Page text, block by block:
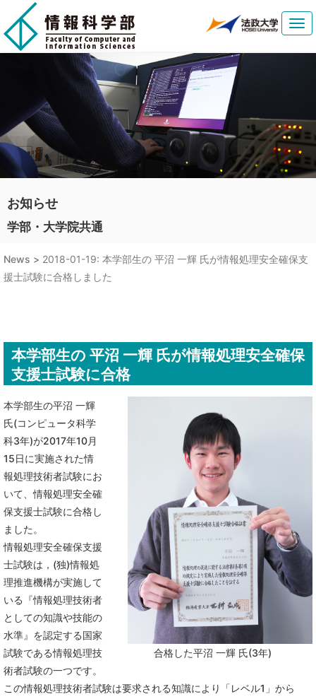
お知らせ
学部・大学院共通
News > 2018-01-19: 本学部生の 平沼 一輝 氏が情報処理安全確保支
援士試験に合格しました
本学部生の 平沼 一輝 氏が情報処理安全確保
支援士試験に合格
合格した平沼 一輝 氏(3年)
本学部生の平沼 一輝
氏(コンピュータ科学
科3年)が2017年10月
15日に実施された情
報処理技術者試験にお
いて、情報処理安全確
保支援士試験に合格し
ました。
情報処理安全確保支援
士試験は，(独)情報処
理推進機構が実施して
いる『情報処理技術者
としての知識や技能の
水準』を認定する国家
試験である情報処理技
術者試験の一つです。
この情報処理技術者試験は要求される知識により「レベル1」から